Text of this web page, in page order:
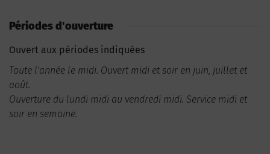
Périodes d'ouverture
Ouvert aux périodes indiquées
Toute l'année le midi. Ouvert midi et soir en juin, juillet et
août.
Ouverture du lundi midi au vendredi midi. Service midi et
soir en semaine.